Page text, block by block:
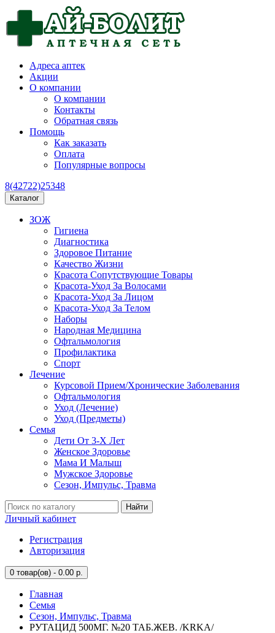
Адреса аптек
Акции
О компании
О компании
Контакты
Обратная связь
Помощь
Как заказать
Оплата
Популярные вопросы
8(42722)25348
Каталог
ЗОЖ
Гигиена
Диагностика
Здоровое Питание
Качество Жизни
Красота Сопутствующие Товары
Красота-Уход За Волосами
Красота-Уход За Лицом
Красота-Уход За Телом
Наборы
Народная Медицина
Офтальмология
Профилактика
Спорт
Лечение
Курсовой Прием/Хронические Заболевания
Офтальмология
Уход (Лечение)
Уход (Предметы)
Семья
Дети От 3-Х Лет
Женское Здоровье
Мама И Малыш
Мужское Здоровье
Сезон, Импульс, Травма
Найти
Личный кабинет
Регистрация
Авторизация
0 товар(ов) - 0.00 р.
Главная
Семья
Сезон, Импульс, Травма
РУТАЦИД 500МГ. №20 ТАБ.ЖЕВ. /KRKA/